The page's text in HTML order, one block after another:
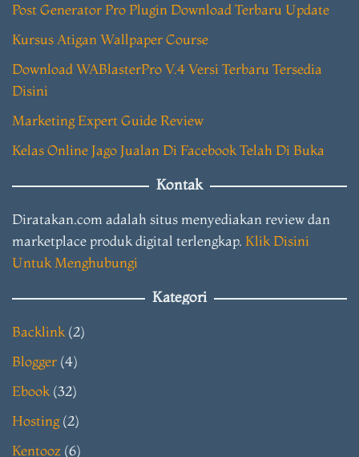
Post Generator Pro Plugin Download Terbaru Update
Kursus Atigan Wallpaper Course
Download WABlasterPro V.4 Versi Terbaru Tersedia
Disini
Marketing Expert Guide Review
Kelas Online Jago Jualan Di Facebook Telah Di Buka
Kontak
Diratakan.com adalah situs menyediakan review dan
marketplace produk digital terlengkap. Klik Disini
Untuk Menghubungi
Kategori
Backlink(2)
Blogger (4)
Ebook(32)
Hosting(2)
Kentooz (6)